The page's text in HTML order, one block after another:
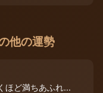
他の運勢
ほど満ちあふれ...